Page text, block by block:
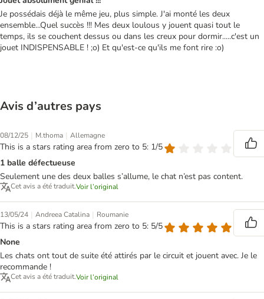
Je possédais déjà le même jeu, plus simple. J'ai monté les deux
ensemble...Quel succès !!! Mes deux loulous y jouent quasi tout le
temps, ils se couchent dessus ou dans les creux pour dormir.....c'est un
jouet INDISPENSABLE ! ;o) Et qu'est-ce qu'ils me font rire :o)
Avis d’autres pays
08/12/25 | M.thoma | Allemagne
This is a stars rating area from zero to 5: 1/5
1 balle défectueuse
Seulement une des deux balles s’allume, le chat n’est pas content.
Cet avis a été traduit.Voir l’original
13/05/24 | Andreea Catalina | Roumanie
This is a stars rating area from zero to 5: 5/5
None
Les chats ont tout de suite été attirés par le circuit et jouent avec. Je le
recommande !
Cet avis a été traduit.Voir l’original